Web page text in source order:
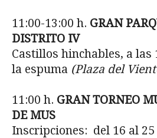
11:00-13:00 h. GRAN
DISTRITO IV
Castillos hinchables, a las
la espuma (Plaza del
11:00 h. GRAN TORNEO
DE MUS
Inscripciones: del 16 al 25